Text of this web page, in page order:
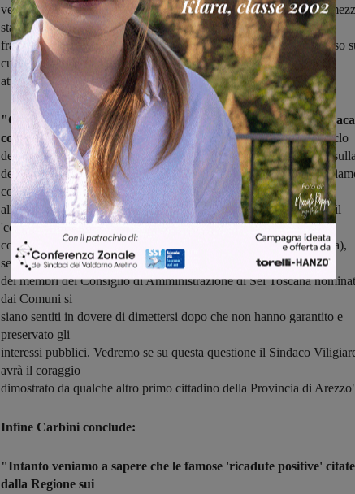
versare nelle casse di quello di San Giovanni, con la polemica a
stampa
fra i due Sindaci Pd Chienni e Viligiardi: uno spettacolo indecoroso
cui ancora
attendiamo chiarezza".
"Così come qualcuno ricorderà quello che è passato alla cronaca
come il 'lodo Betti',dopo che Sei Toscana (società gestore del ciclo
dei rifiuti per Arezzo,Siena e Grosseto) aveva fatto ricorso al Tar sulla
decisione dell’ assemblea Ato di ridurre gli aumenti tariffari.
com’è andata a finire: rincari spalmati su quattro anni ed
allungamento del contratto da venti a venticinque anni. In pratica il
'controllore' (Ato,
controllato dai Comuni) che garantisce il 'controllato' (Sei Toscana),
senza che nessuno
dei membri del Consiglio di Amministrazione di Sei Toscana
dai Comuni si
siano sentiti in dovere di dimettersi dopo che non hanno garantito e
preservato gli
interessi pubblici. Vedremo se su questa questione il Sindaco
avrà il coraggio
dimostrato da qualche altro primo cittadino della Provincia di
Infine Carbini conclude:
"Intanto veniamo a sapere che le famose 'ricadute positive' citate
dalla Regione sui